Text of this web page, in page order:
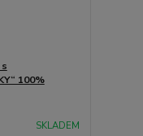
100%
SKLADEM